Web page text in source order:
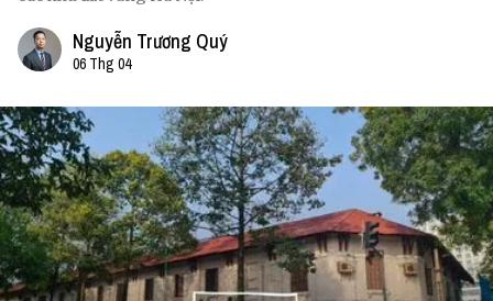
Nguyễn Trương Quý
06 Thg 04